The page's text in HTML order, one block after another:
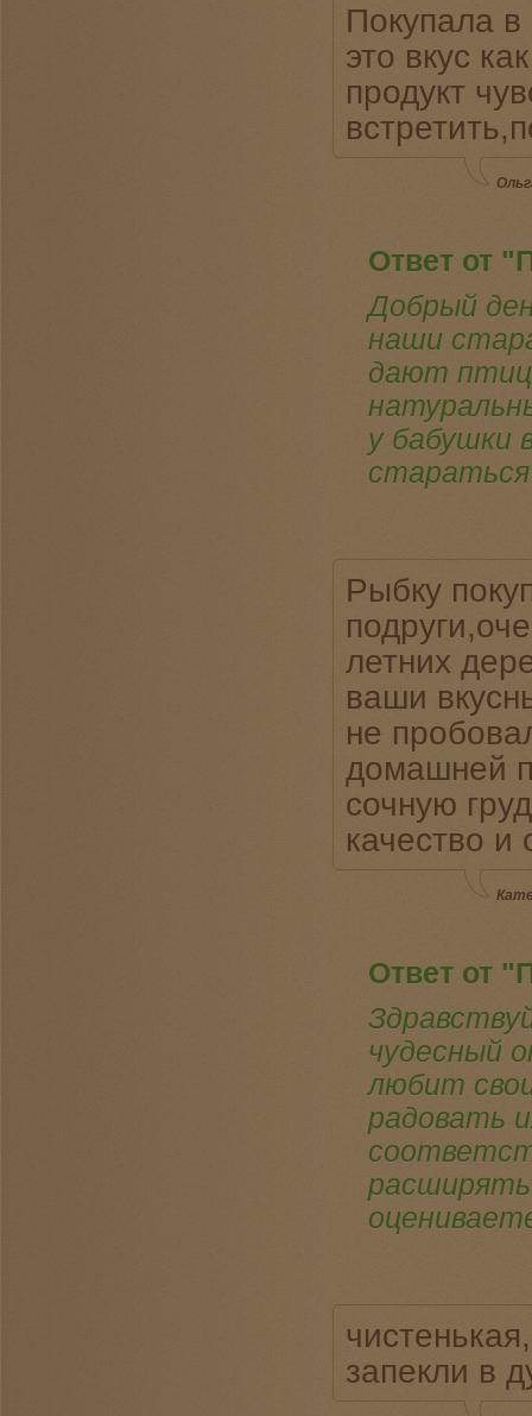
Покупала
это вкус
продукт
Ответ от
Добрый
наши
дают
у бабушки
Рыбку
летних
ваши
не
домашней
сочную
качество и
Ответ от
чудесный
любит
радовать
запекли в